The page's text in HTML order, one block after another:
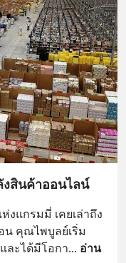
สินค้าออนไลน์
แกรมมี่ เคยเล่าถึง
น คุณไพบูลย์เริ่ม
ละได้มีโอกา... อ่าน